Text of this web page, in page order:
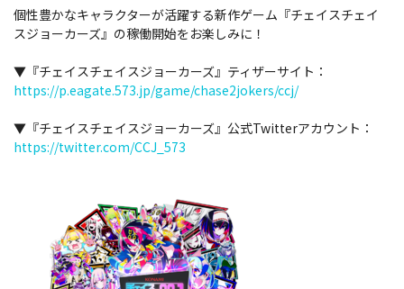
個性豊かなキャラクターが活躍する新作ゲーム『チェイスチェイ
スジョーカーズ』の稼働開始をお楽しみに！
▼『チェイスチェイスジョーカーズ』ティザーサイト：
https://p.eagate.573.jp/game/chase2jokers/ccj/
▼『チェイスチェイスジョーカーズ』公式Twitterアカウント：
https://twitter.com/CCJ_573